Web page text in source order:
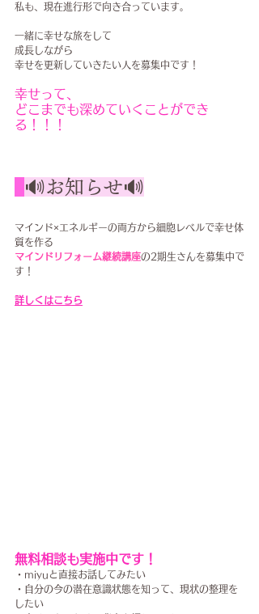
私も、現在進行形で向き合っています。
一緒に幸せな旅をして
成長しながら
幸せを更新していきたい人を募集中です！
幸せって、
どこまでも深めていくことができ
る！！！
🔊お知らせ🔊
マインド×エネルギーの両方から細胞レベルで幸せ体
質を作る
マインドリフォーム継続講座の2期生さんを募集中で
す！
詳しくはこちら
無料相談も実施中です！
・miyuと直接お話してみたい
・自分の今の潜在意識状態を知って、現状の整理を
したい